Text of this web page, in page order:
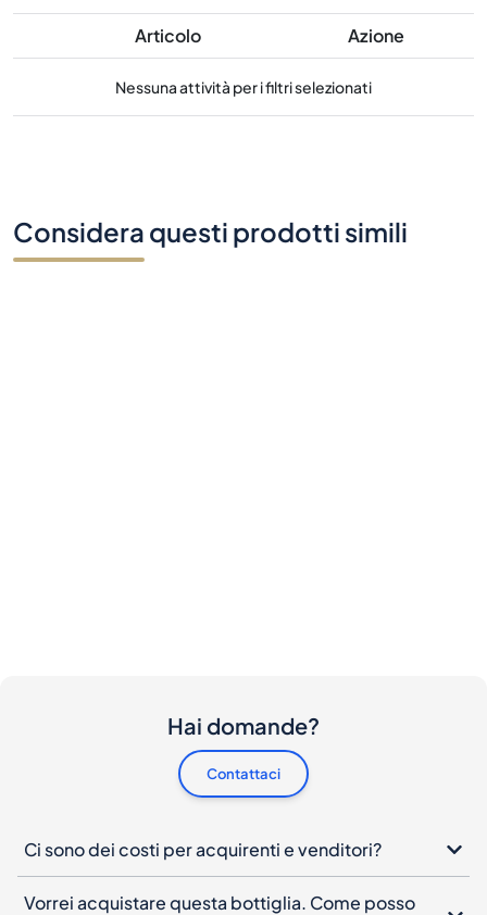
Articolo Azione
Nessuna attività per i filtri selezionati
Considera questi prodotti simili
Hai domande?
Contattaci
Ci sono dei costi per acquirenti e venditori?
Vorrei acquistare questa bottiglia. Come posso